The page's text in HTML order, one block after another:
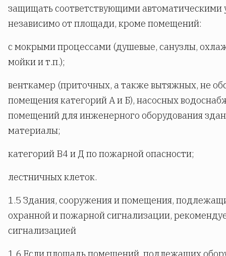
защищать соответствующими автоматическими
независимо от площади, кроме помещений:
с мокрыми процессами (душевые, санузлы,
мойки и т.п.);
венткамер (приточных, а также вытяжных, не
помещения категорий А и Б), насосных
помещений для инженерного оборудования
материалы;
категорий В4 и Д по пожарной опасности;
лестничных клеток.
1.5 Здания, сооружения и помещения,
охранной и пожарной сигнализации,
сигнализацией